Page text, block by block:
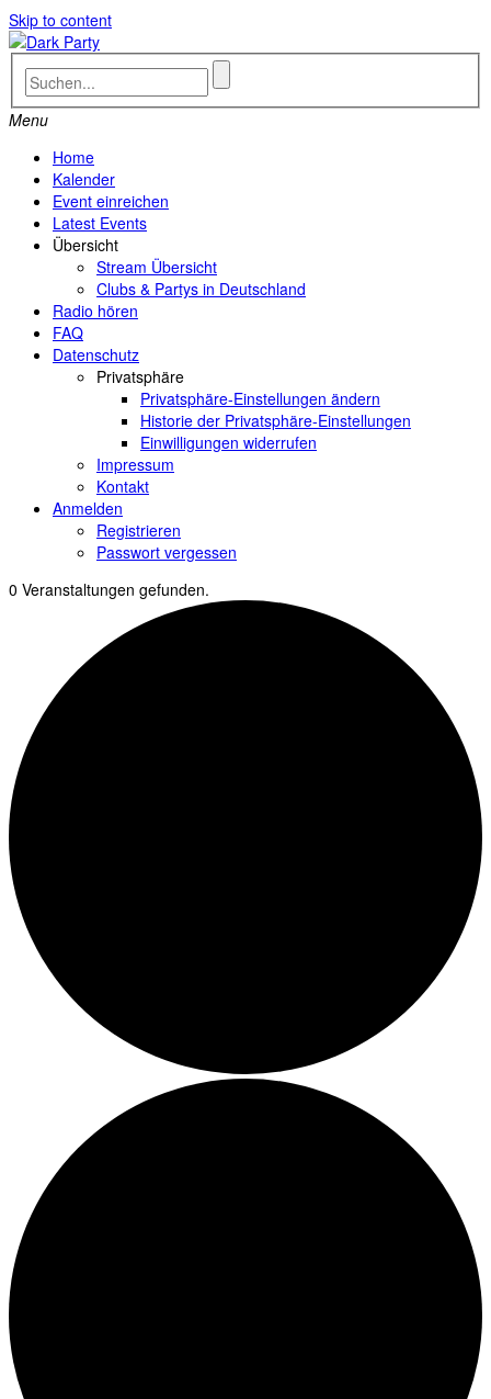
Skip to content
Menu
Home
Kalender
Event einreichen
Latest Events
Übersicht
Stream Übersicht
Clubs & Partys in Deutschland
Radio hören
FAQ
Datenschutz
Privatsphäre
Privatsphäre-Einstellungen ändern
Historie der Privatsphäre-Einstellungen
Einwilligungen widerrufen
Impressum
Kontakt
Anmelden
Registrieren
Passwort vergessen
0 Veranstaltungen gefunden.